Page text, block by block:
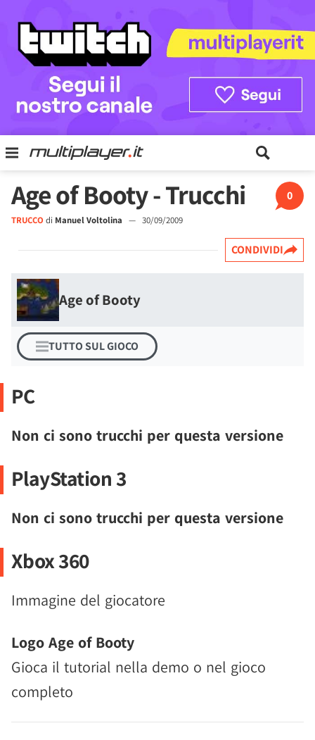
0
Age of Booty - Trucchi
TRUCCO di Manuel Voltolina — 30/09/2009
CONDIVIDI
Age of Booty
TUTTO SUL GIOCO
PC
Non ci sono trucchi per questa versione
PlayStation 3
Non ci sono trucchi per questa versione
Xbox 360
Immagine del giocatore
Logo Age of Booty
Gioca il tutorial nella demo o nel gioco
completo